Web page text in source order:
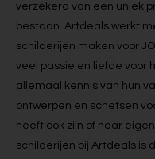
verzekerd van een uniek
bestaan. Artdeals werkt
schilderijen maken voor
veel passie en liefde voor
allemaal kennis van hun
ontwerpen en schetsen
heeft ook zijn of haar
schilderijen bij Artdeals is